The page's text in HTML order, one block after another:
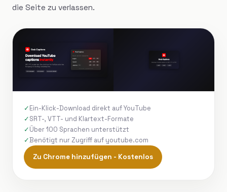
die Seite zu verlassen.
Ein-Klick-Download direkt auf YouTube
SRT-, VTT- und Klartext-Formate
Über 100 Sprachen unterstützt
Benötigt nur Zugriff auf youtube.com
Zu Chrome hinzufügen - Kostenlos